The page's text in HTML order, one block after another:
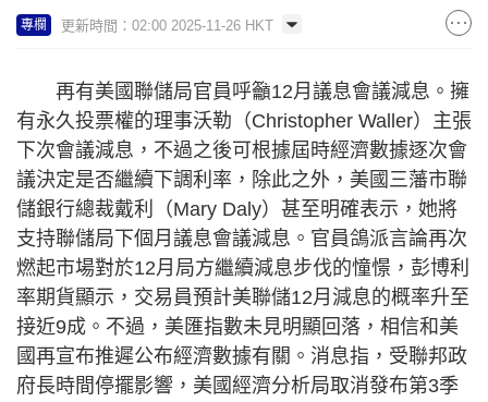
專欄 更新時間：02:00 2025-11-26 HKT
再有美國聯儲局官員呼籲12月議息會議減息。擁
有永久投票權的理事沃勒（Christopher Waller）主張
下次會議減息，不過之後可根據屆時經濟數據逐次會
議決定是否繼續下調利率，除此之外，美國三藩市聯
儲銀行總裁戴利（Mary Daly）甚至明確表示，她將
支持聯儲局下個月議息會議減息。官員鴿派言論再次
燃起市場對於12月局方繼續減息步伐的憧憬，彭博利
率期貨顯示，交易員預計美聯儲12月減息的概率升至
接近9成。不過，美匯指數未見明顯回落，相信和美
國再宣布推遲公布經濟數據有關。消息指，受聯邦政
府長時間停擺影響，美國經濟分析局取消發布第3季